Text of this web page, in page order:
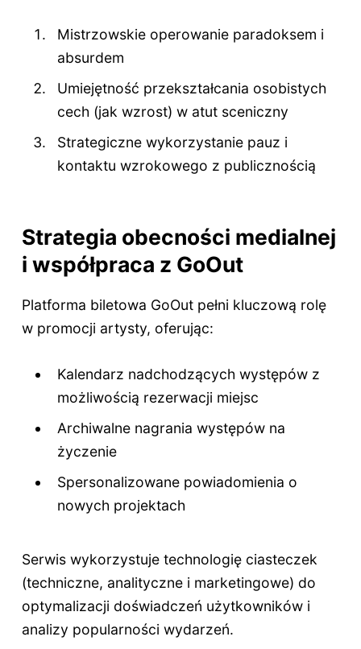
Mistrzowskie operowanie paradoksem i
absurdem
Umiejętność przekształcania osobistych
cech (jak wzrost) w atut sceniczny
Strategiczne wykorzystanie pauz i
kontaktu wzrokowego z publicznością
Strategia obecności medialnej
i współpraca z GoOut
Platforma biletowa GoOut pełni kluczową rolę
w promocji artysty, oferując:
Kalendarz nadchodzących występów z
możliwością rezerwacji miejsc
Archiwalne nagrania występów na
życzenie
Spersonalizowane powiadomienia o
nowych projektach
Serwis wykorzystuje technologię ciasteczek
(techniczne, analityczne i marketingowe) do
optymalizacji doświadczeń użytkowników i
analizy popularności wydarzeń.